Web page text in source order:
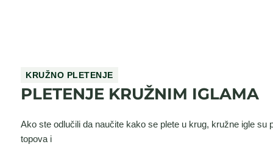
KRUŽNO PLETENJE
PLETENJE KRUŽNIM IGLAMA
Ako ste odlučili da naučite kako se plete u krug, kružne igle
topova i